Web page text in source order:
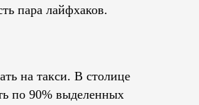
пара лайфхаков.
на такси. В столице
по 90% выделенных